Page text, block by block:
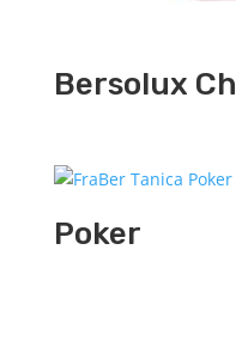
Bersolux
Poker